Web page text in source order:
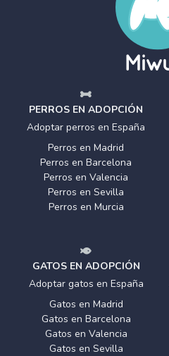
PERROS EN ADOPCIÓN
Adoptar perros en España
Perros en Madrid
Perros en Barcelona
Perros en Valencia
Perros en Sevilla
Perros en Murcia
GATOS EN ADOPCIÓN
Adoptar gatos en España
Gatos en Madrid
Gatos en Barcelona
Gatos en Valencia
Gatos en Sevilla